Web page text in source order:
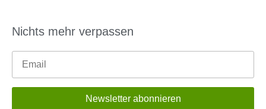
Nichts mehr verpassen